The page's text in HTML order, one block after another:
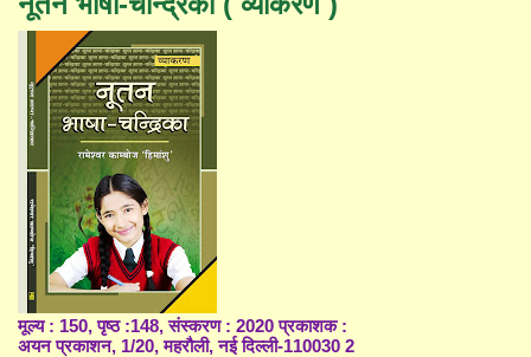
मूल्य : 150, पृष्ठ :148, संस्करण : 2020 प्रकाशक :
अयन प्रकाशन, 1/20, महरौली, नई दिल्ली-110030 2